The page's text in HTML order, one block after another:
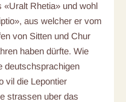
Rhetia» und wohl
aus welcher er vom
von Sitten und Chur
haben dürfte. Wie
deutschsprachigen
vil die Lepontier
strassen uber das